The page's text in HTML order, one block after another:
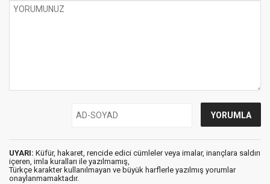
UYARI: Küfür, hakaret, rencide edici cümleler veya imalar, inançlara saldırı
içeren, imla kuralları ile yazılmamış,
Türkçe karakter kullanılmayan ve büyük harflerle yazılmış yorumlar
onaylanmamaktadır.